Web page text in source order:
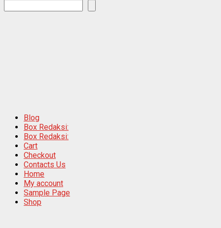
Blog
Box Redaksi:
Box Redaksi:
Cart
Checkout
Contacts Us
Home
My account
Sample Page
Shop